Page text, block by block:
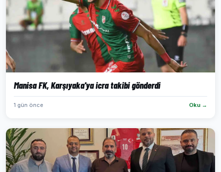
Manisa FK, Karşıyaka'ya icra takibi gönderdi
1 gün önce Oku →